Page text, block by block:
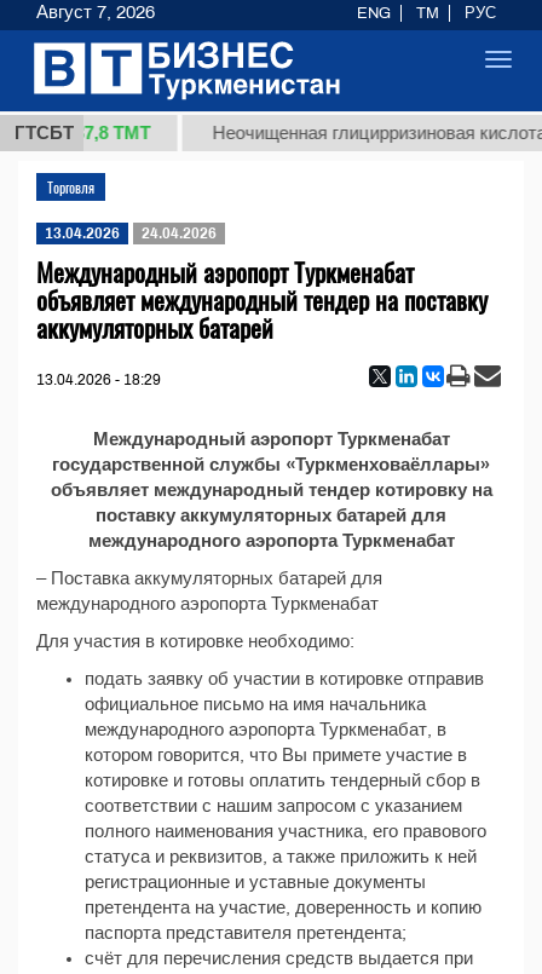
ГТСБТ
(кг.) 37,8 ТМТ Неочищенная глицирризиновая кислота
Торговля
13.04.2026 24.04.2026
Международный аэропорт Туркменабат
объявляет международный тендер на поставку
аккумуляторных батарей
13.04.2026 - 18:29
Международный аэропорт Туркменабат
государственной службы «Туркменховаёллары»
объявляет международный тендер котировку на
поставку аккумуляторных батарей для
международного аэропорта Туркменабат
– Поставка аккумуляторных батарей для
международного аэропорта Туркменабат
Для участия в котировке необходимо:
подать заявку об участии в котировке отправив
официальное письмо на имя начальника
международного аэропорта Туркменабат, в
котором говорится, что Вы примете участие в
котировке и готовы оплатить тендерный сбор в
соответствии с нашим запросом с указанием
полного наименования участника, его правового
статуса и реквизитов, а также приложить к ней
регистрационные и уставные документы
претендента на участие, доверенность и копию
паспорта представителя претендента;
счёт для перечисления средств выдается при
Август 7, 2026 ENG TM РУС